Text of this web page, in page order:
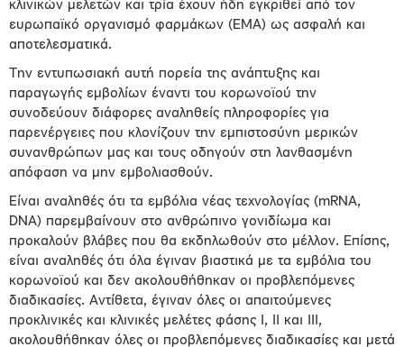
κλινικών μελετών και τρία έχουν ήδη εγκριθεί από τον
ευρωπαϊκό οργανισμό φαρμάκων (ΕΜΑ) ως ασφαλή και
αποτελεσματικά.
Την εντυπωσιακή αυτή πορεία της ανάπτυξης και
παραγωγής εμβολίων έναντι του κορωνοϊού την
συνοδεύουν διάφορες αναληθείς πληροφορίες για
παρενέργειες που κλονίζουν την εμπιστοσύνη μερικών
συνανθρώπων μας και τους οδηγούν στη λανθασμένη
απόφαση να μην εμβολιασθούν.
Είναι αναληθές ότι τα εμβόλια νέας τεχνολογίας (mRNA,
DNA) παρεμβαίνουν στο ανθρώπινο γονιδίωμα και
προκαλούν βλάβες που θα εκδηλωθούν στο μέλλον. Επίσης,
είναι αναληθές ότι όλα έγιναν βιαστικά με τα εμβόλια του
κορωνοϊού και δεν ακολουθήθηκαν οι προβλεπόμενες
διαδικασίες. Αντίθετα, έγιναν όλες οι απαιτούμενες
προκλινικές και κλινικές μελέτες φάσης Ι, ΙΙ και ΙΙΙ,
ακολουθήθηκαν όλες οι προβλεπόμενες διαδικασίες και μετά